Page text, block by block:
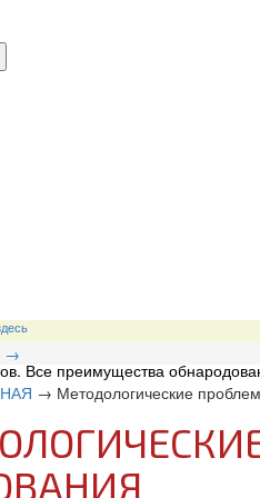
→
Все преимущества
→ Методологические